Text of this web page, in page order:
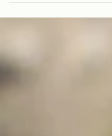
éviter que ses systèmes
émotionnel se bloquent ?